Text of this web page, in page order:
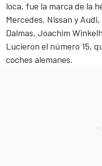
loca, fue la marca de la
Mercedes, Nissan y
Dalmas, Joachim
Lucieron el número 15,
coches alemanes.